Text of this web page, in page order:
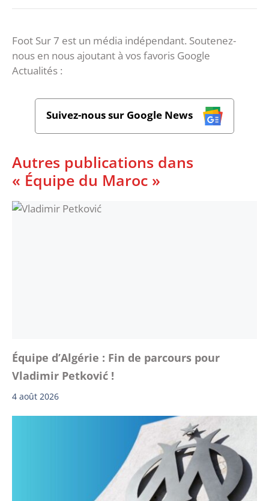
Foot Sur 7 est un média indépendant. Soutenez-
nous en nous ajoutant à vos favoris Google
Actualités :
Suivez-nous sur Google News
Autres publications dans
« Équipe du Maroc »
Équipe d’Algérie : Fin de parcours pour
Vladimir Petković !
4 août 2026